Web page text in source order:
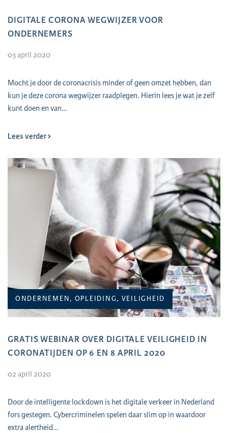
DIGITALE CORONA WEGWIJZER VOOR
ONDERNEMERS
03 april 2020
Mocht je door de coronacrisis minder of geen omzet hebben, dan
kun je deze corona wegwijzer raadplegen. Hierin lees je wat je zelf
kunt doen en van…
Lees verder
ONDERNEMEN, OPLEIDING, VEILIGHEID
GRATIS WEBINAR OVER DIGITALE VEILIGHEID IN
CORONATIJDEN OP 6 EN 8 APRIL 2020
02 april 2020
​Door de intelligente lockdown is het digitale verkeer in Nederland
fors gestegen. Cybercriminelen spelen daar slim op in waardoor
extra alertheid…